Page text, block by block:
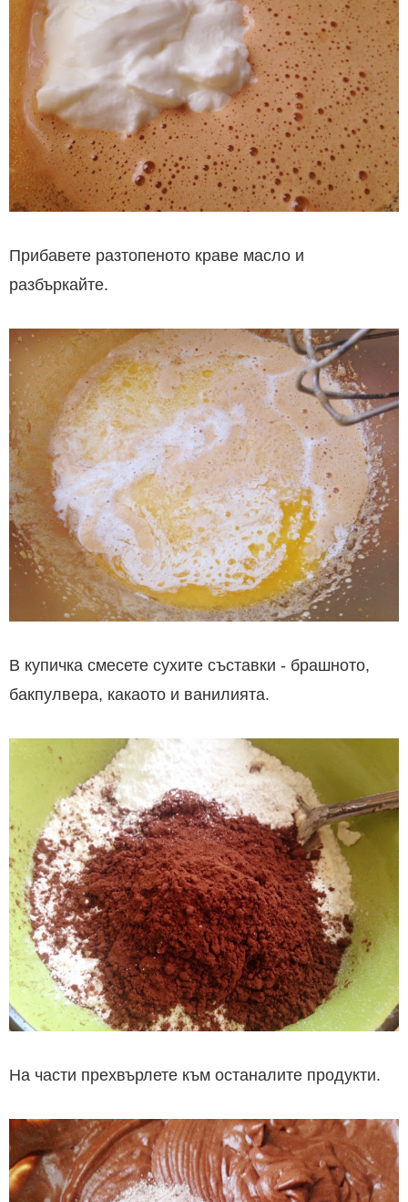
Прибавете разтопеното краве масло и
разбъркайте.
В купичка смесете сухите съставки - брашното,
бакпулвера, какаото и ванилията.
На части прехвърлете към останалите продукти.